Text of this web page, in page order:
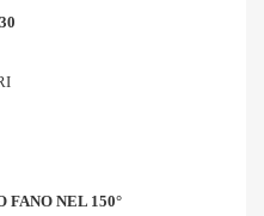
FANO NEL 150°